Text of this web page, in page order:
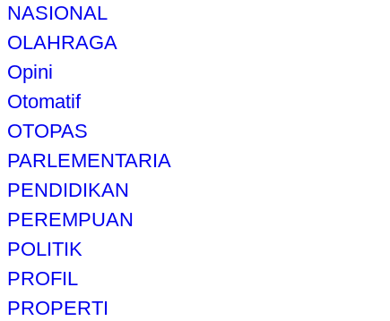
NASIONAL
OLAHRAGA
Opini
Otomatif
OTOPAS
PARLEMENTARIA
PENDIDIKAN
PEREMPUAN
POLITIK
PROFIL
PROPERTI